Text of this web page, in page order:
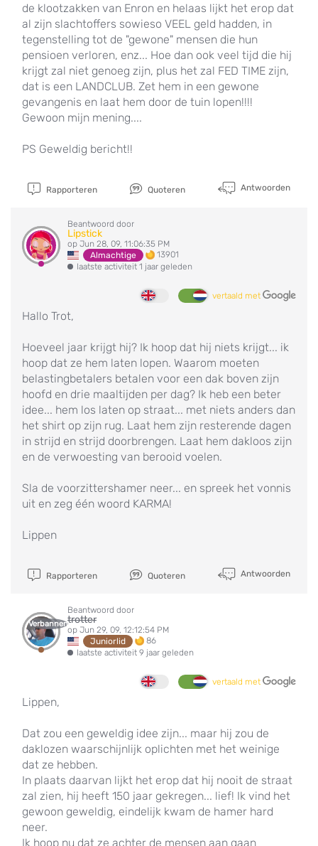
de klootzakken van Enron en helaas lijkt het erop dat
al zijn slachtoffers sowieso VEEL geld hadden, in
tegenstelling tot de "gewone" mensen die hun
pensioen verloren, enz... Hoe dan ook veel tijd die hij
krijgt zal niet genoeg zijn, plus het zal FED TIME zijn,
dat is een LANDCLUB. Zet hem in een gewone
gevangenis en laat hem door de tuin lopen!!!!
Gewoon mijn mening....
PS Geweldig bericht!!
Rapporteren Quoteren Antwoorden
Beantwoord door
Lipstick
op Jun 28, 09, 11:06:35 PM
Almachtige
13901
laatste activiteit 1 jaar geleden
vertaald met
Hallo Trot,
Hoeveel jaar krijgt hij? Ik hoop dat hij niets krijgt... ik
hoop dat ze hem laten lopen. Waarom moeten
belastingbetalers betalen voor een dak boven zijn
hoofd en drie maaltijden per dag? Ik heb een beter
idee... hem los laten op straat... met niets anders dan
het shirt op zijn rug. Laat hem zijn resterende dagen
in strijd en strijd doorbrengen. Laat hem dakloos zijn
en de verwoesting van berooid voelen.
Sla de voorzittershamer neer... en spreek het vonnis
uit en zeg één woord KARMA!
Lippen
Rapporteren Quoteren Antwoorden
Verbannen
Beantwoord door
trotter
op Jun 29, 09, 12:12:54 PM
Juniorlid
86
laatste activiteit 9 jaar geleden
vertaald met
Lippen,
Dat zou een geweldig idee zijn... maar hij zou de
daklozen waarschijnlijk oplichten met het weinige
dat ze hebben.
In plaats daarvan lijkt het erop dat hij nooit de straat
zal zien, hij heeft 150 jaar gekregen... lief! Ik vind het
gewoon geweldig, eindelijk kwam de hamer hard
neer.
Ik hoop nu dat ze achter de mensen aan gaan